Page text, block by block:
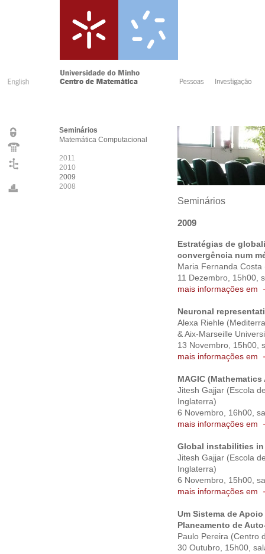
Seminários
Matemática Computacional
2011
2010
2009
2008
Seminários
2009
Estratégias de
convergência num
Maria Fernanda
11 Dezembro, 15h00,
mais informações em
Neuronal
Alexa Riehle
& Aix-Marseille
13 Novembro, 15h00,
mais informações em
MAGIC
Jitesh Gajjar (Escola
Inglaterra)
6 Novembro, 16h00,
mais informações em
Global instabilities
Jitesh Gajjar (Escola
Inglaterra)
6 Novembro, 15h00,
mais informações em
Um Sistema de
Planeamento de
Paulo Pereira (Centro
30 Outubro, 15h00,